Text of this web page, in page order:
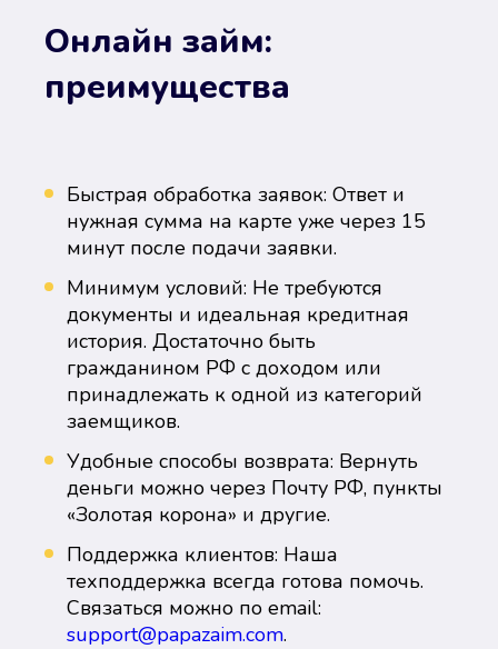
Онлайн займ:
преимущества
Быстрая обработка заявок: Ответ и
нужная сумма на карте уже через 15
минут после подачи заявки.
Минимум условий: Не требуются
документы и идеальная кредитная
история. Достаточно быть
гражданином РФ с доходом или
принадлежать к одной из категорий
заемщиков.
Удобные способы возврата: Вернуть
деньги можно через Почту РФ, пункты
«Золотая корона» и другие.
Поддержка клиентов: Наша
техподдержка всегда готова помочь.
Связаться можно по email:
support@papazaim.com.